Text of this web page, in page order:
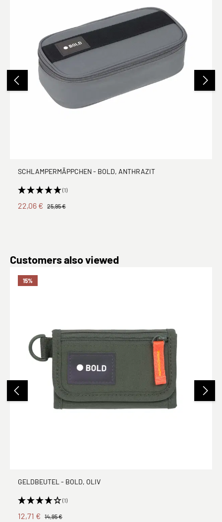
SCHLAMPERMÄPPCHEN - BOLD, ANTHRAZIT
(1)
22,06 € 25,95 €
Produktgalerie überspringen
Customers also viewed
15%
GELDBEUTEL - BOLD, OLIV
(1)
12,71 € 14,95 €